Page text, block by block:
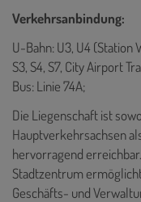
Verkehrsanbindung:
U-Bahn: U3, U4 (Station
S3, S4, S7, City Airport
Bus: Linie 74A;
Die Liegenschaft ist
Hauptverkehrsachsen
hervorragend
Stadtzentrum
Geschäfts- und